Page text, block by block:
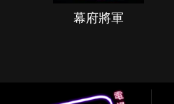
幕府將軍